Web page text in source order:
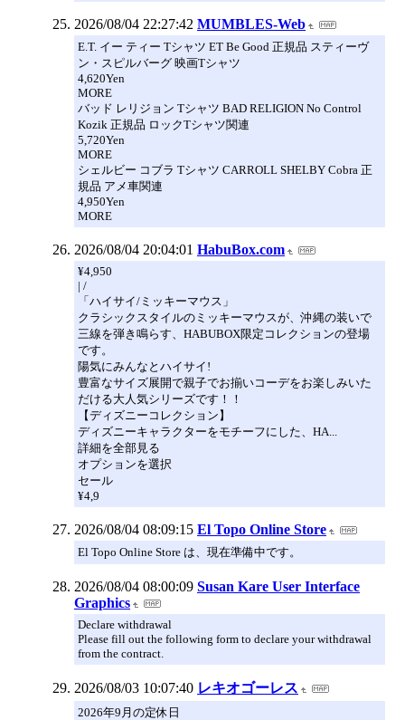
2026/08/04 22:27:42 MUMBLES-Web
E.T. イー ティー Tシャツ ET Be Good 正規品 スティーヴ
ン・スピルバーグ 映画Tシャツ
4,620Yen
MORE
バッド レリジョン Tシャツ BAD RELIGION No Control
Kozik 正規品 ロックTシャツ関連
5,720Yen
MORE
シェルビー コブラ Tシャツ CARROLL SHELBY Cobra 正
規品 アメ車関連
4,950Yen
MORE
2026/08/04 20:04:01 HabuBox.com
¥4,950
| /
「ハイサイ/ミッキーマウス」
クラシックスタイルのミッキーマウスが、沖縄の装いで
三線を弾き鳴らす、HABUBOX限定コレクションの登場
です。
陽気にみんなとハイサイ!
豊富なサイズ展開で親子でお揃いコーデをお楽しみいた
だける大人気シリーズです！！
【ディズニーコレクション】
ディズニーキャラクターをモチーフにした、HA...
詳細を全部見る
オプションを選択
セール
¥4,9
2026/08/04 08:09:15 El Topo Online Store
El Topo Online Store は、現在準備中です。
2026/08/04 08:00:09 Susan Kare User Interface
Graphics
Declare withdrawal
Please fill out the following form to declare your withdrawal
from the contract.
2026/08/03 10:07:40 レキオゴーレス
2026年9月の定休日